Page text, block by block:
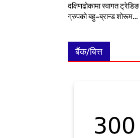
दक्षिणढोकामा स्वागत ट्रेडिङ
ग्रुपको बहु–ब्रान्ड शोरूम
बैंक/बित्त